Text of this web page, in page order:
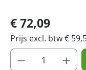
€ 72,09
Prijs excl. btw €